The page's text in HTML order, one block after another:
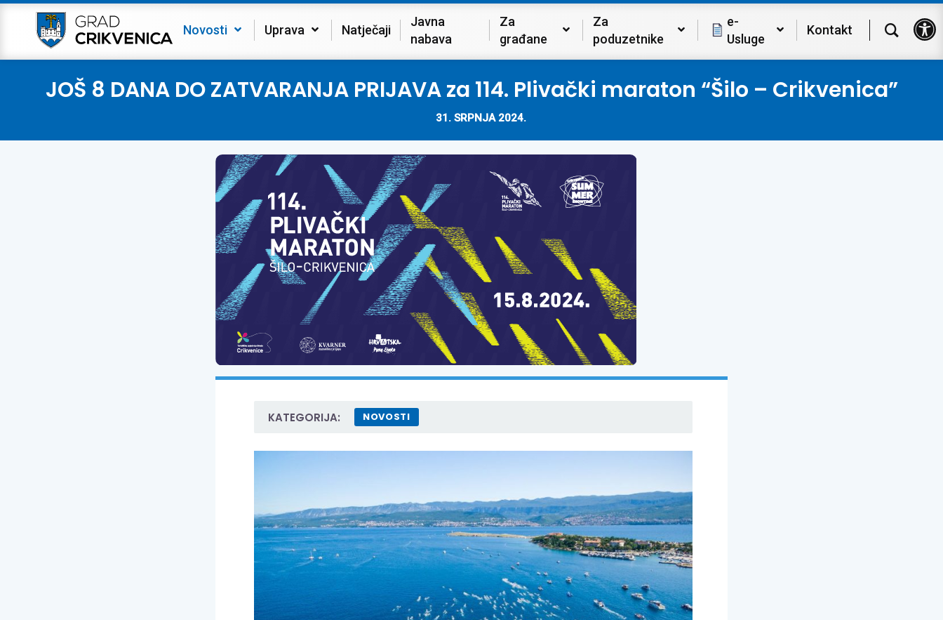
Novosti Uprava Natječaji
Javna
nabava
Za
građane
Za
poduzetnike
e-
Usluge
Kontakt
JOŠ 8 DANA DO ZATVARANJA PRIJAVA za 114. Plivački maraton “Šilo – Crikvenica”
31. SRPNJA 2024.
KATEGORIJA: NOVOSTI